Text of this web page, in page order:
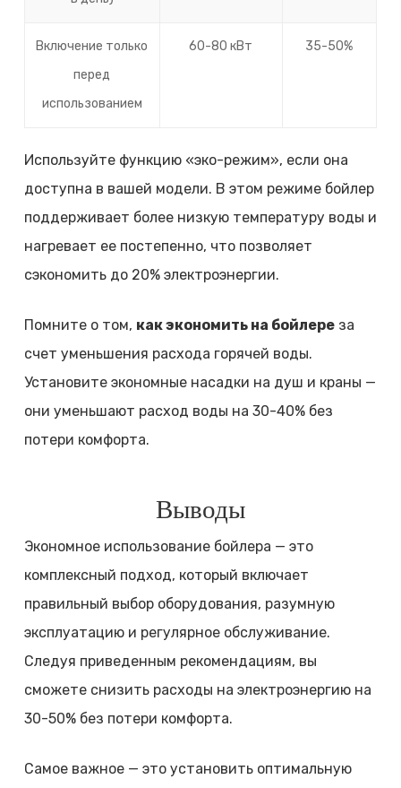
Включение только
перед
использованием
60-80 кВт 35-50%
Используйте функцию «эко-режим», если она
доступна в вашей модели. В этом режиме бойлер
поддерживает более низкую температуру воды и
нагревает ее постепенно, что позволяет
сэкономить до 20% электроэнергии.
Помните о том, как экономить на бойлереза
счет уменьшения расхода горячей воды.
Установите экономные насадки на душ и краны —
они уменьшают расход воды на 30-40% без
потери комфорта.
Выводы
Экономное использование бойлера — это
комплексный подход, который включает
правильный выбор оборудования, разумную
эксплуатацию и регулярное обслуживание.
Следуя приведенным рекомендациям, вы
сможете снизить расходы на электроэнергию на
30-50% без потери комфорта.
Самое важное — это установить оптимальную